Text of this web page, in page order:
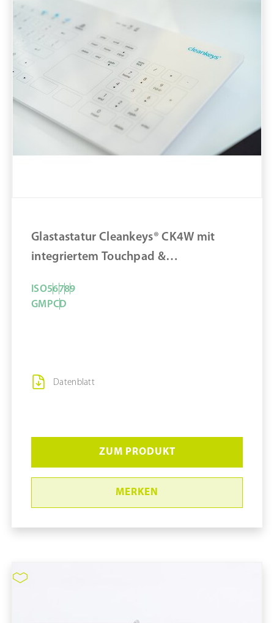
Glastastatur Cleankeys® CK4W mit
integriertem Touchpad &
Datenblatt
ISO56789
GMPCD
ZUM PRODUKT
MERKEN